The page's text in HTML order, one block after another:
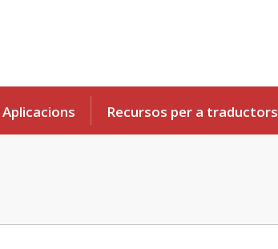
Aplicacions Recursos per a traductors